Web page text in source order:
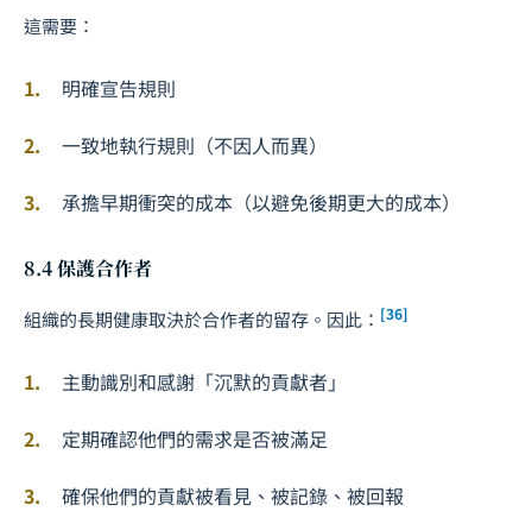
這需要：
明確宣告規則
一致地執行規則（不因人而異）
承擔早期衝突的成本（以避免後期更大的成本）
8.4 保護合作者
組織的長期健康取決於合作者的留存。因此： [36]
主動識別和感謝「沉默的貢獻者」
定期確認他們的需求是否被滿足
確保他們的貢獻被看見、被記錄、被回報